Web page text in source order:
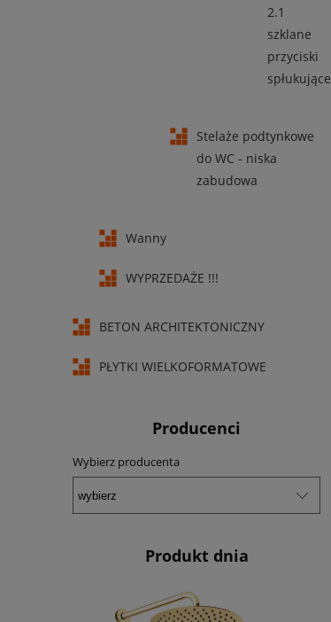
2.1
szklane
przyciski
spłukujące
Stelaże podtynkowe
do WC - niska
zabudowa
Wanny
WYPRZEDAŻE !!!
BETON ARCHITEKTONICZNY
PŁYTKI WIELKOFORMATOWE
Producenci
Wybierz producenta
Produkt dnia